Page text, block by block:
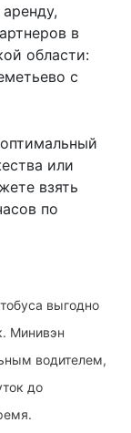
в
области:
с
или
взять
по
выгодно
Минивэн
водителем,
до